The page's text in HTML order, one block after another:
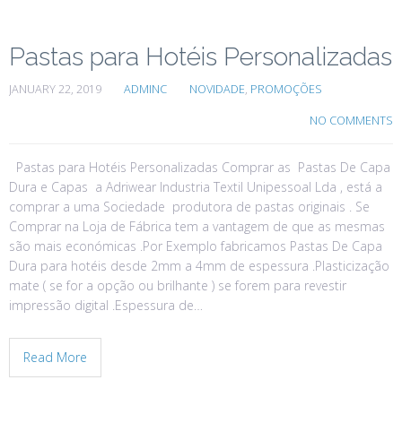
Pastas para Hotéis Personalizadas
JANUARY 22, 2019 ADMINC NOVIDADE, PROMOÇÕES
NO COMMENTS
Pastas para Hotéis Personalizadas Comprar as Pastas De Capa
Dura e Capas a Adriwear Industria Textil Unipessoal Lda , está a
comprar a uma Sociedade produtora de pastas originais . Se
Comprar na Loja de Fábrica tem a vantagem de que as mesmas
são mais económicas .Por Exemplo fabricamos Pastas De Capa
Dura para hotéis desde 2mm a 4mm de espessura .Plasticização
mate ( se for a opção ou brilhante ) se forem para revestir
impressão digital .Espessura de…
Read More